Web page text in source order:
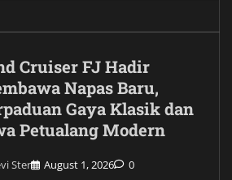
Cruiser FJ Hadir
Napas Baru,
Gaya Klasik dan
Petualang Modern
Ster August 1, 2026 0